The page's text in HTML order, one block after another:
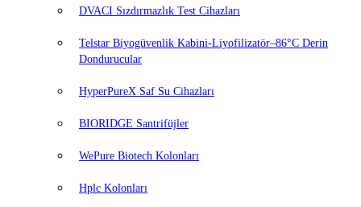
DVACI Sızdırmazlık Test Cihazları
Telstar Biyogüvenlik Kabini-Liyofilizatör–86°C Derin
Dondurucular
HyperPureX Saf Su Cihazları
BIORIDGE Santrifüjler
WePure Biotech Kolonları
Hplc Kolonları